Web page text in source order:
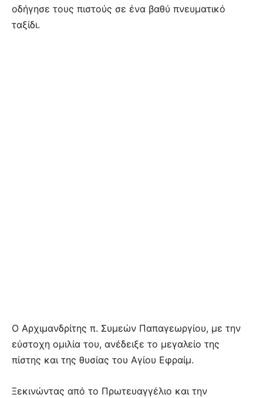
οδήγησε τους πιστούς σε ένα βαθύ πνευματικό
ταξίδι.
Ο Αρχιμανδρίτης π. Συμεών Παπαγεωργίου, με την
εύστοχη ομιλία του, ανέδειξε το μεγαλείο της
πίστης και της θυσίας του Αγίου Εφραίμ.
Ξεκινώντας από το Πρωτευαγγέλιο και την